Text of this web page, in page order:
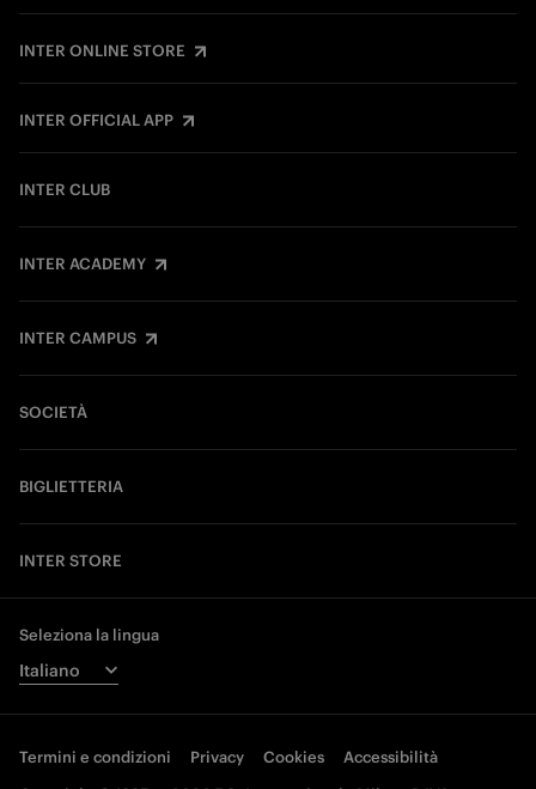
INTER ONLINE STORE
INTER OFFICIAL APP
INTER CLUB
INTER ACADEMY
INTER CAMPUS
SOCIETÀ
BIGLIETTERIA
INTER STORE
Seleziona la lingua
Termini e condizioni Privacy Cookies
Accessibilità